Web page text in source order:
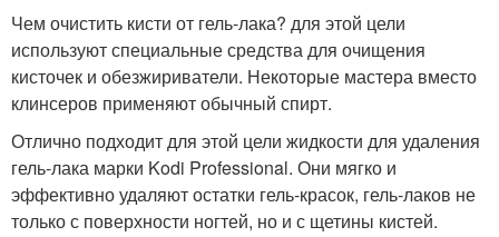
Чем очистить кисти от гель-лака? для этой цели
используют специальные средства для очищения
кисточек и обезжириватели. Некоторые мастера вместо
клинсеров применяют обычный спирт.
Отлично подходит для этой цели жидкости для удаления
гель-лака марки Kodi Professional. Они мягко и
эффективно удаляют остатки гель-красок, гель-лаков не
только с поверхности ногтей, но и с щетины кистей.